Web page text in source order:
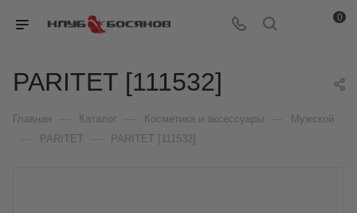
0
PARITET [111532]
Главная Каталог Косметика и аксессуары Мужской
PARITET PARITET [111532]